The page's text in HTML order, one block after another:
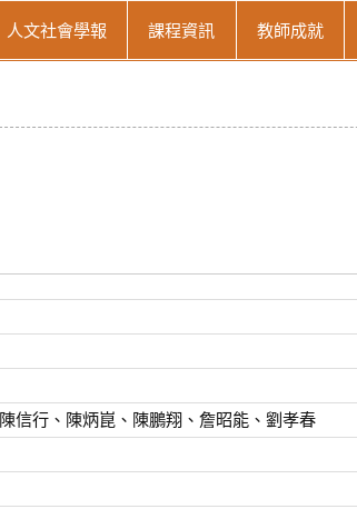
人文社會學報 課程資訊 教師成就
信行、陳炳崑、陳鵬翔、詹昭能、劉孝春